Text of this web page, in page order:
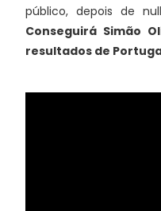
público, depois de
Conseguirá Simão
resultados de